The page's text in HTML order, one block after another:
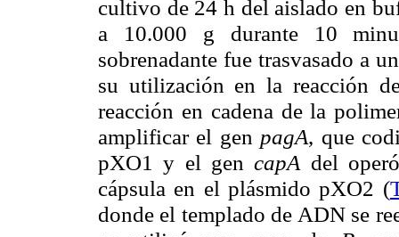
cultivo de 24 h del aislado en
a 10.000 g durante 10
sobrenadante fue trasvasado a
su utilización en la reacción
reacción en cadena de la
amplificar el gen pagA, que
pXO1 y el gencapA del
cápsula en el plásmido pXO2 (
donde el templado de ADN se